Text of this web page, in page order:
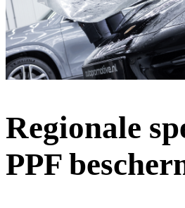
Regionale
PPF